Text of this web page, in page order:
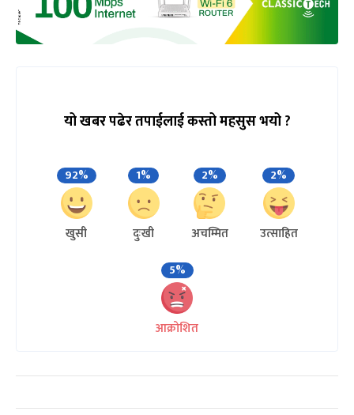
यो खबर पढेर तपाईलाई कस्तो महसुस भयो ?
92%
खुसी
1%
दुःखी
2%
अचम्मित
2%
उत्साहित
5%
आक्रोशित